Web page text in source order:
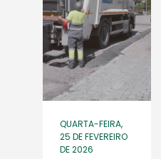
QUARTA-FEIRA,
25 DE FEVEREIRO
DE 2026